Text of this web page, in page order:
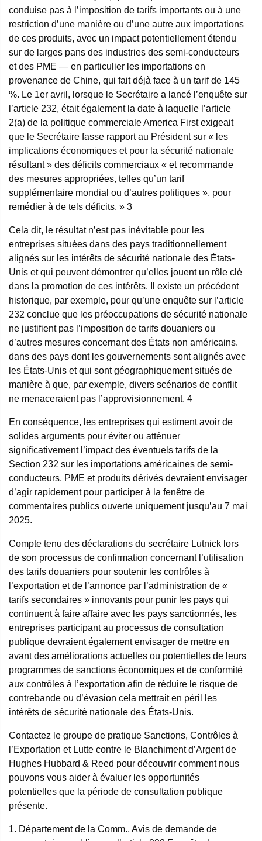
conduise pas à l’imposition de tarifs importants ou à une
restriction d’une manière ou d’une autre aux importations
de ces produits, avec un impact potentiellement étendu
sur de larges pans des industries des semi-conducteurs
et des PME — en particulier les importations en
provenance de Chine, qui fait déjà face à un tarif de 145
%. Le 1er avril, lorsque le Secrétaire a lancé l’enquête sur
l’article 232, était également la date à laquelle l’article
2(a) de la politique commerciale America First exigeait
que le Secrétaire fasse rapport au Président sur « les
implications économiques et pour la sécurité nationale
résultant » des déficits commerciaux « et recommande
des mesures appropriées, telles qu’un tarif
supplémentaire mondial ou d’autres politiques », pour
remédier à de tels déficits. » 3
Cela dit, le résultat n’est pas inévitable pour les
entreprises situées dans des pays traditionnellement
alignés sur les intérêts de sécurité nationale des États-
Unis et qui peuvent démontrer qu’elles jouent un rôle clé
dans la promotion de ces intérêts. Il existe un précédent
historique, par exemple, pour qu’une enquête sur l’article
232 conclue que les préoccupations de sécurité nationale
ne justifient pas l’imposition de tarifs douaniers ou
d’autres mesures concernant des États non américains.
dans des pays dont les gouvernements sont alignés avec
les États-Unis et qui sont géographiquement situés de
manière à que, par exemple, divers scénarios de conflit
ne menaceraient pas l’approvisionnement. 4
En conséquence, les entreprises qui estiment avoir de
solides arguments pour éviter ou atténuer
significativement l’impact des éventuels tarifs de la
Section 232 sur les importations américaines de semi-
conducteurs, PME et produits dérivés devraient envisager
d’agir rapidement pour participer à la fenêtre de
commentaires publics ouverte uniquement jusqu’au 7 mai
2025.
Compte tenu des déclarations du secrétaire Lutnick lors
de son processus de confirmation concernant l’utilisation
des tarifs douaniers pour soutenir les contrôles à
l’exportation et de l’annonce par l’administration de «
tarifs secondaires » innovants pour punir les pays qui
continuent à faire affaire avec les pays sanctionnés, les
entreprises participant au processus de consultation
publique devraient également envisager de mettre en
avant des améliorations actuelles ou potentielles de leurs
programmes de sanctions économiques et de conformité
aux contrôles à l’exportation afin de réduire le risque de
contrebande ou d’évasion cela mettrait en péril les
intérêts de sécurité nationale des États-Unis.
Contactez le groupe de pratique Sanctions, Contrôles à
l’Exportation et Lutte contre le Blanchiment d’Argent de
Hughes Hubbard & Reed pour découvrir comment nous
pouvons vous aider à évaluer les opportunités
potentielles que la période de consultation publique
présente.
1. Département de la Comm., Avis de demande de